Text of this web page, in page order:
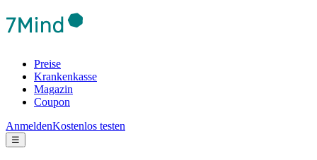
Preise
Krankenkasse
Magazin
Coupon
AnmeldenKostenlos testen
☰